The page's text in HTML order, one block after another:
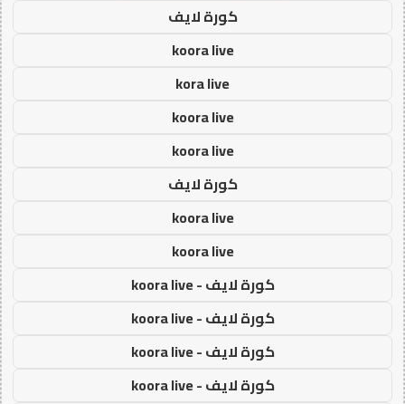
كورة لايف
koora live
kora live
koora live
koora live
كورة لايف
koora live
koora live
كورة لايف - koora live
كورة لايف - koora live
كورة لايف - koora live
كورة لايف - koora live